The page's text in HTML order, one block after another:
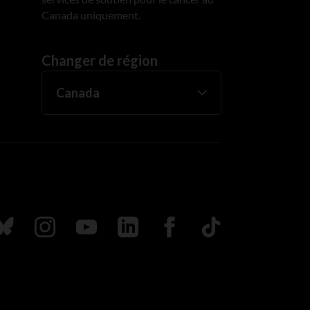
Canada uniquement.
Changer de région
nous sur Bluesky
Suivez nous sur Instagram
Suivez nous sur Youtube
Suivez nous sur LinkedIn
Suivez nous sur
TikTok